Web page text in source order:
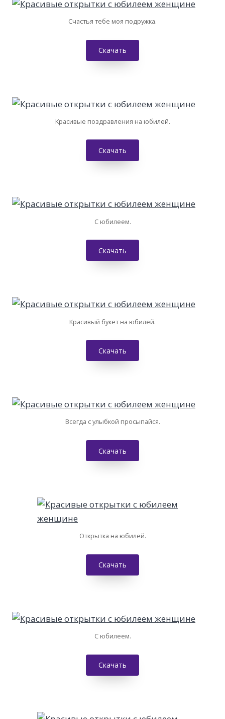
Счастья тебе моя подружка.
Скачать
Красивые поздравления на юбилей.
Скачать
С юбилеем.
Скачать
Красивый букет на юбилей.
Скачать
Всегда с улыбкой просыпайся.
Скачать
Открытка на юбилей.
Скачать
С юбилеем.
Скачать